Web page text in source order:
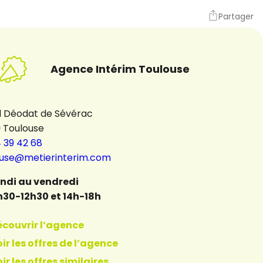
Partager
Agence Intérim Toulouse
Déodat de Sévérac
Toulouse
39 42 68
au vendredi
12h30 et 14h-18h
l’agence
les offres de l’agence